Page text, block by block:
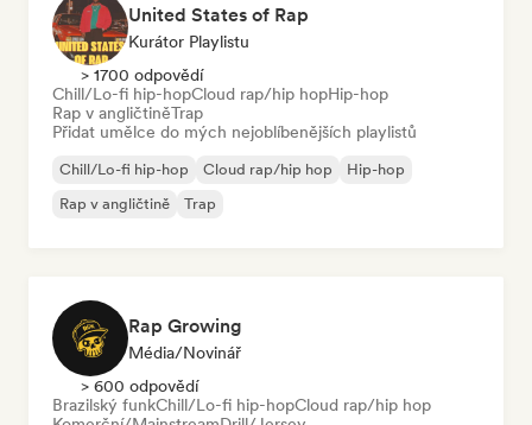
United States of Rap
Kurátor Playlistu
> 1700 odpovědí
Chill/Lo-fi hip-hopCloud rap/hip hopHip-hop
Rap v angličtiněTrap
Přidat umělce do mých nejoblíbenějších playlistů
Chill/Lo-fi hip-hop Cloud rap/hip hop
Hip-hop
Rap v angličtině
Trap
Rap Growing
Média/novinář
> 600 odpovědí
Brazilský funkChill/Lo-fi hip-hopCloud rap/hip hop